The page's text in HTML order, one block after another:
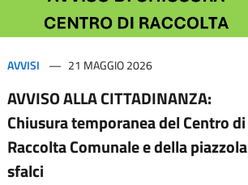
AVVISI 21 MAGGIO 2026
AVVISO ALLA CITTADINANZA:
Chiusura temporanea del Centro di
Raccolta Comunale e della piazzola
sfalci